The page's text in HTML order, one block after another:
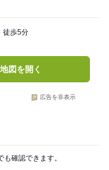
徒歩5分
図を開く
広告を非表示
確認できます。